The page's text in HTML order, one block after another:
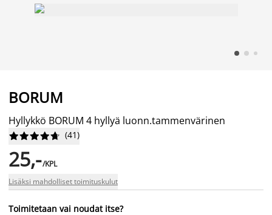
BORUM
Hyllykkö BORUM 4 hyllyä luonn.tammenvärinen





 (41)
25,-/KPL
Lisäksi mahdolliset toimituskulut
Toimitetaan vai noudat itse?